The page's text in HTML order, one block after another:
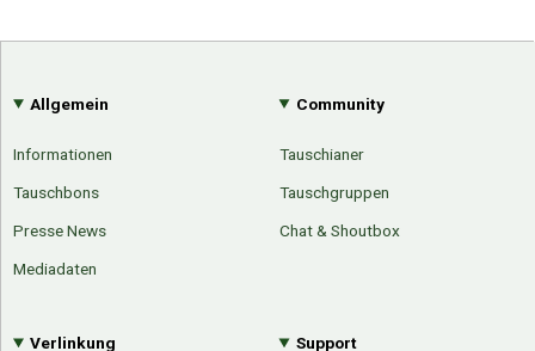
Allgemein
Informationen
Tauschbons
Presse News
Mediadaten
Community
Tauschianer
Tauschgruppen
Chat & Shoutbox
Verlinkung Support